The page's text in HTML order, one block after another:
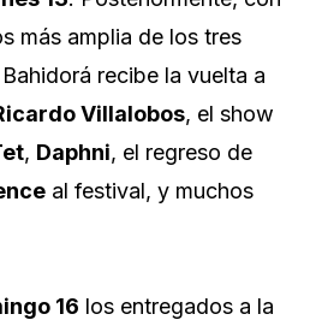
más amplia de los tres
Bahidorá recibe la vuelta a
Villalobos, el show
, Daphni, el regreso de
al festival, y muchos
16 los entregados a la